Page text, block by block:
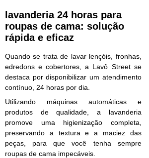
lavanderia 24 horas para
roupas de cama: solução
rápida e eficaz
Quando se trata de lavar lençóis, fronhas,
edredons e cobertores, a Lavô Street se
destaca por disponibilizar um atendimento
contínuo, 24 horas por dia.
Utilizando máquinas automáticas e
produtos de qualidade, a lavanderia
promove uma higienização completa,
preservando a textura e a maciez das
peças, para que você tenha sempre
roupas de cama impecáveis.